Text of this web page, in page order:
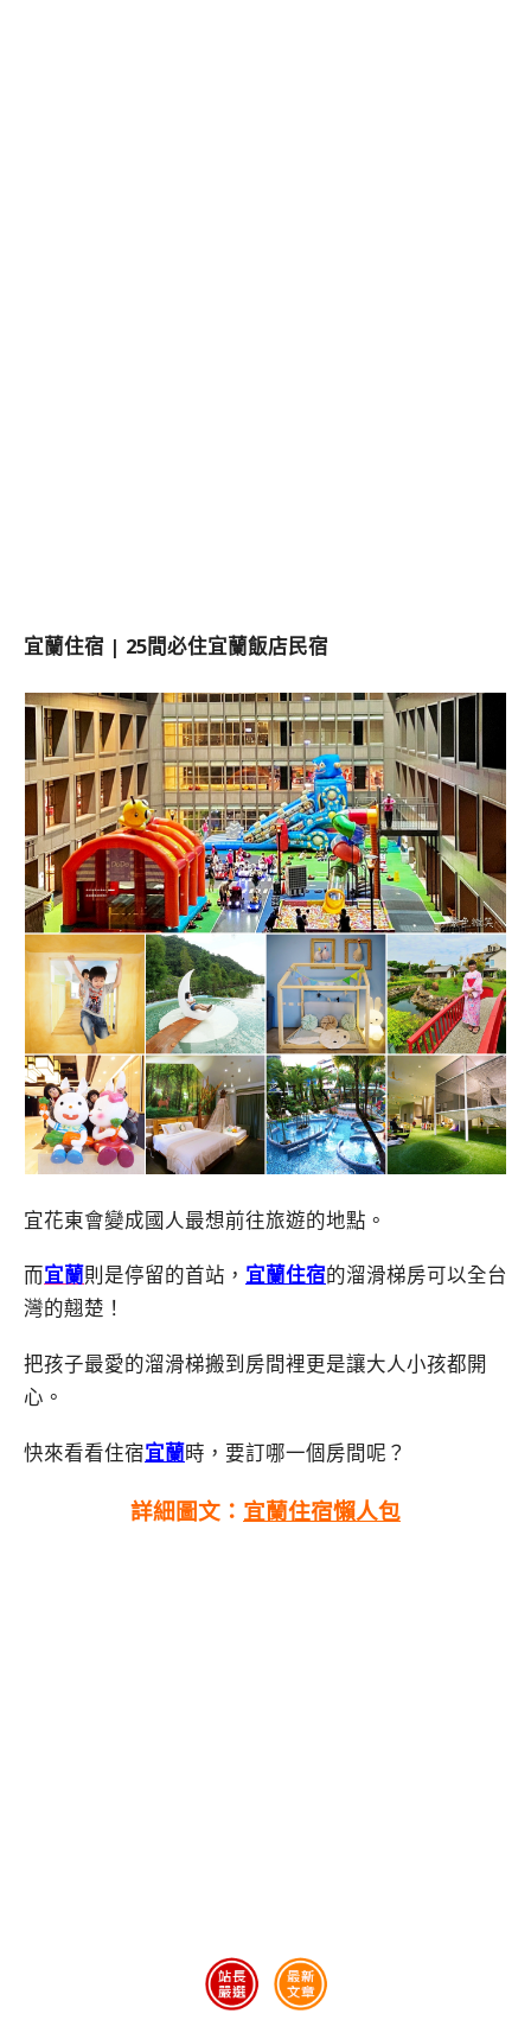
宜蘭住宿 | 25間必住宜蘭飯店民宿
宜花東會變成國人最想前往旅遊的地點。
而宜蘭則是停留的首站， 宜蘭住宿的溜滑梯房可以全台
灣的翹楚！
把孩子最愛的溜滑梯搬到房間裡更是讓大人小孩都開
心。
快來看看住宿宜蘭時，要訂哪一個房間呢？
詳細圖文： 宜蘭住宿懶人包